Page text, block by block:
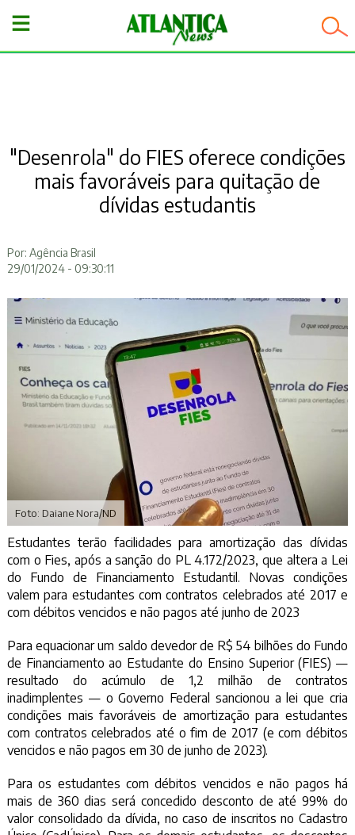
−
"Desenrola" do FIES oferece condições
mais favoráveis para quitação de
dívidas estudantis
Por: Agência Brasil
29/01/2024 - 09:30:11
Foto: Daiane Nora/ND
Estudantes terão facilidades para amortização das dívidas
com o Fies, após a sanção do PL 4.172/2023, que altera a Lei
do Fundo de Financiamento Estudantil. Novas condições
valem para estudantes com contratos celebrados até 2017 e
com débitos vencidos e não pagos até junho de 2023
Para equacionar um saldo devedor de R$ 54 bilhões do Fundo
de Financiamento ao Estudante do Ensino Superior (FIES) —
resultado do acúmulo de 1,2 milhão de contratos
inadimplentes — o Governo Federal sancionou a lei que cria
condições mais favoráveis de amortização para estudantes
com contratos celebrados até o fim de 2017 (e com débitos
vencidos e não pagos em 30 de junho de 2023).
Para os estudantes com débitos vencidos e não pagos há
mais de 360 dias será concedido desconto de até 99% do
valor consolidado da dívida, no caso de inscritos no Cadastro